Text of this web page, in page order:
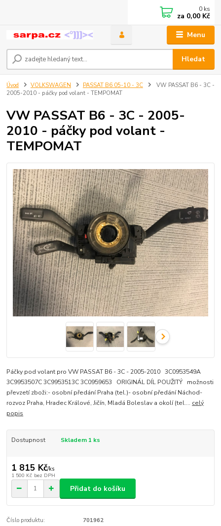
Menu
Hledat
0 ks
za 0,00 Kč
Úvod VOLKSWAGEN PASSAT B6 05-10 - 3C
VW PASSAT B6 - 3C -
2005-2010 - páčky pod volant - TEMPOMAT
VW PASSAT B6 - 3C - 2005-
2010 - páčky pod volant -
TEMPOMAT
Páčky pod volant pro VW PASSAT B6 - 3C - 2005-2010 3C0953549A
3C9953507C 3C9953513C 3C0959653 ORIGINÁL DÍL POUŽITÝ možnosti
převzetí zboži:- osobní předání Praha (tel.)- osobní předání Náchod-
rozvoz Praha, Hradec Králové, Jičín, Mladá Boleslav a okolí (tel.... celý
popis
Dostupnost Skladem 1 ks
1 815 Kč/ks
1 500 Kč bez DPH
Přidat do košíku
Číslo produktu: 701962